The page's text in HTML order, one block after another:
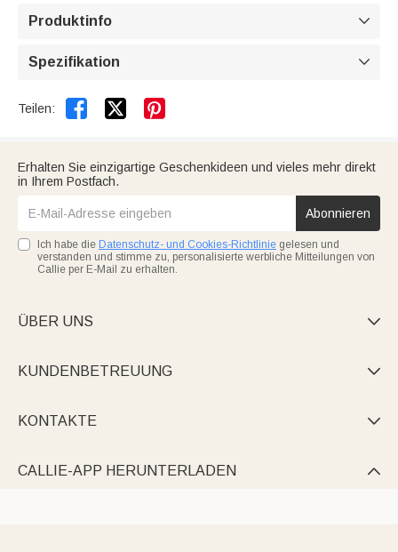
Produktinfo 
Spezifikation 
Teilen:  
Erhalten Sie einzigartige Geschenkideen und vieles mehr direkt
in Ihrem Postfach.
Abonnieren
Ich habe die Datenschutz- und Cookies-Richtlinie gelesen und
verstanden und stimme zu, personalisierte werbliche Mitteilungen von
Callie per E-Mail zu erhalten.
ÜBER UNS 
KUNDENBETREUUNG 
KONTAKTE 
CALLIE-APP HERUNTERLADEN 